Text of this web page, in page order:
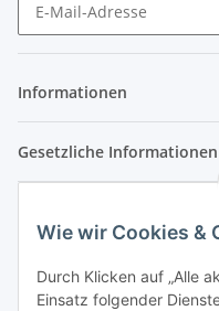
Wie wir Cookies &
Durch Klicken auf „Alle
Einsatz folgender
Informationen
Gesetzliche Informationen